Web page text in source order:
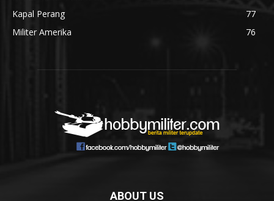
Kapal Perang
77
Militer Amerika
76
ABOUT US